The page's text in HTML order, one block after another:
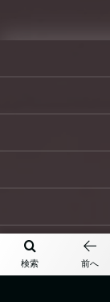
検索 前へ